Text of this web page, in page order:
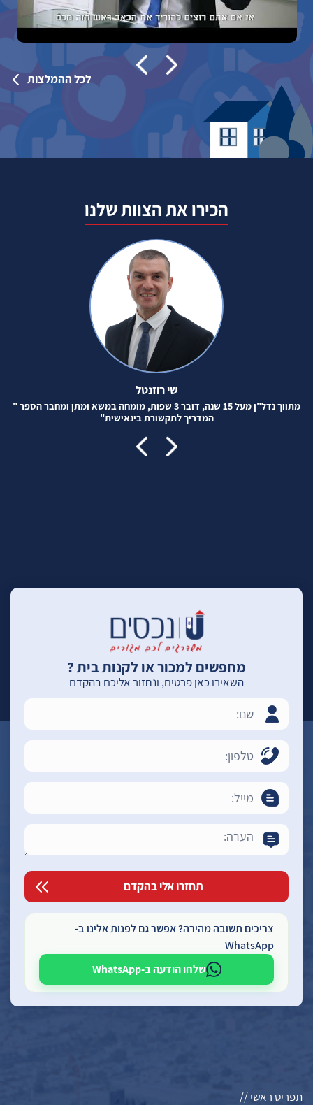
לכל ההמלצות
הכירו את הצוות שלנו
שי רוזנטל
מתווך נדל"ן מעל 15 שנה, דובר 3 שפות, מומחה במשא ומתן ומחבר הספר "
המדריך לתקשורת בינאישית"
מחפשים למכור או לקנות בית ?
השאירו כאן פרטים, ונחזור אליכם בהקדם
צריכים תשובה מהירה? אפשר גם לפנות אלינו ב-
WhatsApp
שלחו הודעה ב-WhatsApp
תפריט ראשי //